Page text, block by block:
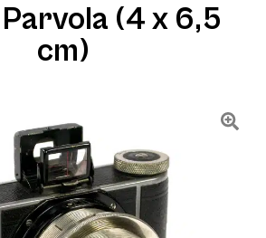
(4 x 6,5
cm)